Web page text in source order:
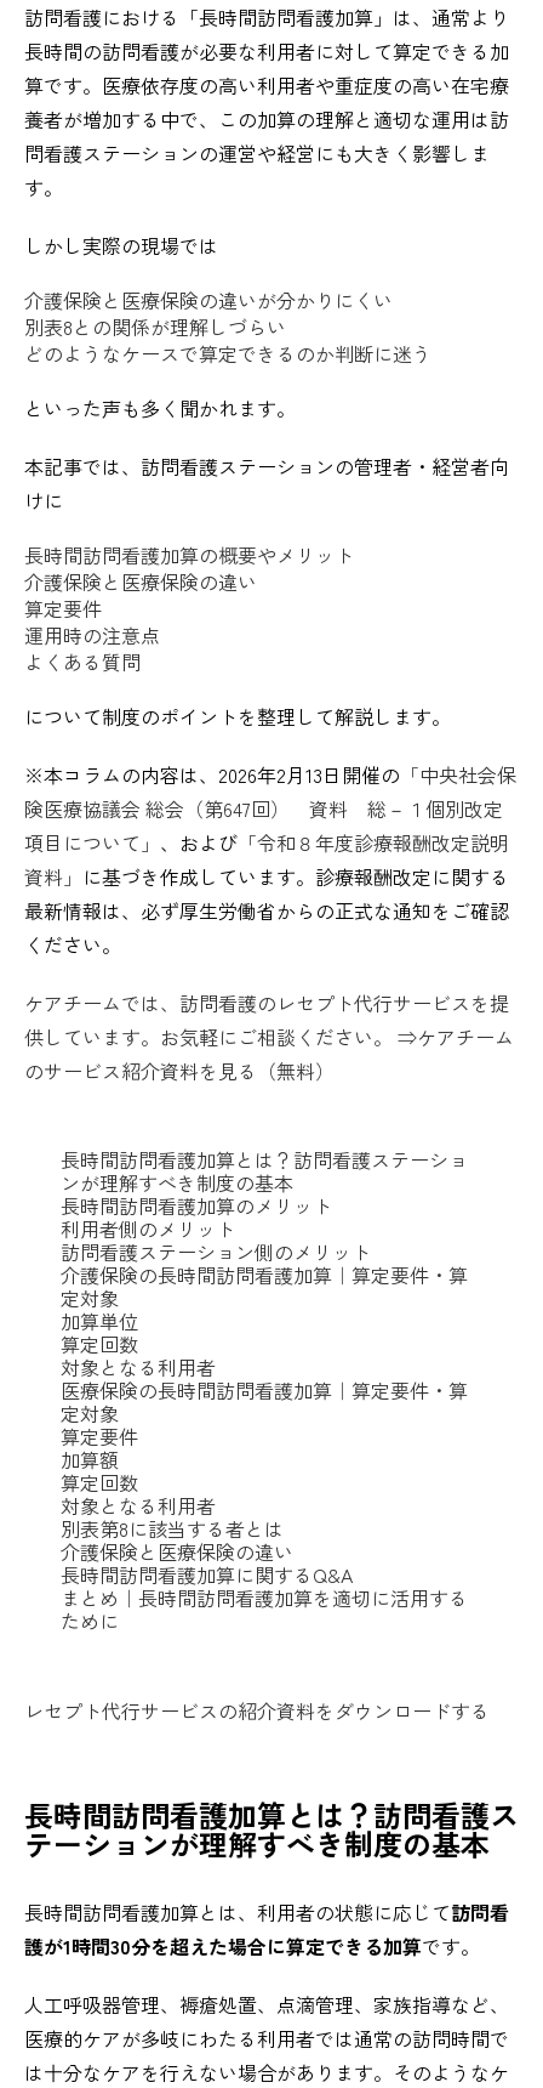
訪問看護における「長時間訪問看護加算」は、通常より
長時間の訪問看護が必要な利用者に対して算定できる加
算です。医療依存度の高い利用者や重症度の高い在宅療
養者が増加する中で、この加算の理解と適切な運用は訪
問看護ステーションの運営や経営にも大きく影響しま
す。
しかし実際の現場では
介護保険と医療保険の違いが分かりにくい
別表8との関係が理解しづらい
どのようなケースで算定できるのか判断に迷う
といった声も多く聞かれます。
本記事では、訪問看護ステーションの管理者・経営者向
けに
長時間訪問看護加算の概要やメリット
介護保険と医療保険の違い
算定要件
運用時の注意点
よくある質問
について制度のポイントを整理して解説します。
※本コラムの内容は、2026年2月13日開催の 「中央社会保
険医療協議会 総会（第647回） 資料 総－１個別改定
項目について」 、および 「令和８年度診療報酬改定説明
資料」 に基づき作成しています。診療報酬改定に関する
最新情報は、必ず厚生労働省からの正式な通知をご確認
ください。
ケアチームでは、訪問看護のレセプト代行サービスを提
供しています。お気軽にご相談ください。 ⇒ケアチーム
のサービス紹介資料を見る（無料）
長時間訪問看護加算とは？訪問看護ステーショ
ンが理解すべき制度の基本
長時間訪問看護加算のメリット
利用者側のメリット
訪問看護ステーション側のメリット
介護保険の長時間訪問看護加算｜算定要件・算
定対象
加算単位
算定回数
対象となる利用者
医療保険の長時間訪問看護加算｜算定要件・算
定対象
算定要件
加算額
算定回数
対象となる利用者
別表第8に該当する者とは
介護保険と医療保険の違い
長時間訪問看護加算に関するQ&A
まとめ｜長時間訪問看護加算を適切に活用する
ために
レセプト代行サービスの紹介資料をダウンロードする
長時間訪問看護加算とは？訪問看護ス
テーションが理解すべき制度の基本
長時間訪問看護加算とは、利用者の状態に応じて訪問看
護が1時間30分を超えた場合に算定できる加算です。
人工呼吸器管理、褥瘡処置、点滴管理、家族指導など、
医療的ケアが多岐にわたる利用者では通常の訪問時間で
は十分なケアを行えない場合があります。そのようなケ